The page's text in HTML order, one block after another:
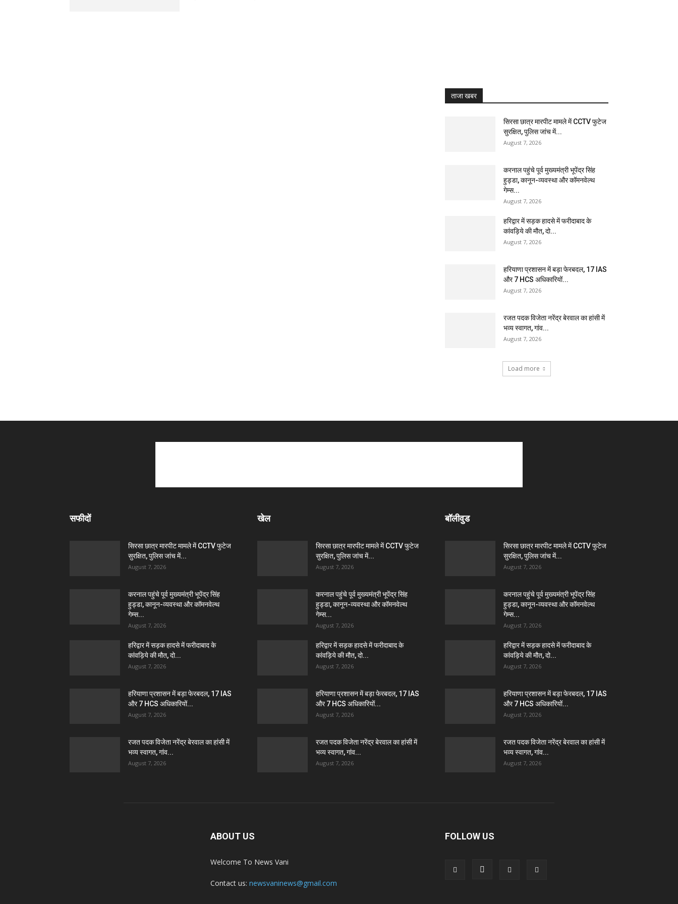
ताजा खबर
सिरसा छात्र मारपीट मामले में CCTV फुटेज
सुरक्षित, पुलिस जांच में...
August 7, 2026
करनाल पहुंचे पूर्व मुख्यमंत्री भूपेंद्र सिंह
हुड्डा, कानून-व्यवस्था और कॉमनवेल्थ
गेम्स...
August 7, 2026
हरिद्वार में सड़क हादसे में फरीदाबाद के
कांवड़िये की मौत, दो...
August 7, 2026
हरियाणा प्रशासन में बड़ा फेरबदल, 17 IAS
और 7 HCS अधिकारियों...
August 7, 2026
रजत पदक विजेता नरेंद्र बेरवाल का हांसी में
भव्य स्वागत, गांव...
August 7, 2026
Load more
सफीदों
सिरसा छात्र मारपीट मामले में CCTV फुटेज
सुरक्षित, पुलिस जांच में...
August 7, 2026
करनाल पहुंचे पूर्व मुख्यमंत्री भूपेंद्र सिंह
हुड्डा, कानून-व्यवस्था और कॉमनवेल्थ
गेम्स...
August 7, 2026
हरिद्वार में सड़क हादसे में फरीदाबाद के
कांवड़िये की मौत, दो...
August 7, 2026
हरियाणा प्रशासन में बड़ा फेरबदल, 17 IAS
और 7 HCS अधिकारियों...
August 7, 2026
रजत पदक विजेता नरेंद्र बेरवाल का हांसी में
भव्य स्वागत, गांव...
August 7, 2026
खेल
सिरसा छात्र मारपीट मामले में CCTV फुटेज
सुरक्षित, पुलिस जांच में...
August 7, 2026
करनाल पहुंचे पूर्व मुख्यमंत्री भूपेंद्र सिंह
हुड्डा, कानून-व्यवस्था और कॉमनवेल्थ
गेम्स...
August 7, 2026
हरिद्वार में सड़क हादसे में फरीदाबाद के
कांवड़िये की मौत, दो...
August 7, 2026
हरियाणा प्रशासन में बड़ा फेरबदल, 17 IAS
और 7 HCS अधिकारियों...
August 7, 2026
रजत पदक विजेता नरेंद्र बेरवाल का हांसी में
भव्य स्वागत, गांव...
August 7, 2026
बॉलीवुड
सिरसा छात्र मारपीट मामले में CCTV फुटेज
सुरक्षित, पुलिस जांच में...
August 7, 2026
करनाल पहुंचे पूर्व मुख्यमंत्री भूपेंद्र सिंह
हुड्डा, कानून-व्यवस्था और कॉमनवेल्थ
गेम्स...
August 7, 2026
हरिद्वार में सड़क हादसे में फरीदाबाद के
कांवड़िये की मौत, दो...
August 7, 2026
हरियाणा प्रशासन में बड़ा फेरबदल, 17 IAS
और 7 HCS अधिकारियों...
August 7, 2026
रजत पदक विजेता नरेंद्र बेरवाल का हांसी में
भव्य स्वागत, गांव...
August 7, 2026
ABOUT US
Welcome To News Vani
Contact us: newsvaninews@gmail.com
FOLLOW US